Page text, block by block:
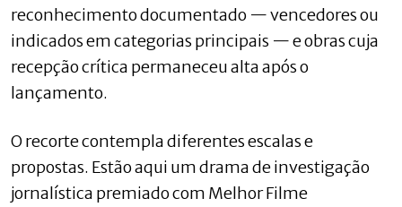
reconhecimento documentado — vencedores ou
indicados em categorias principais — e obras cuja
recepção crítica permaneceu alta após o
lançamento.
O recorte contempla diferentes escalas e
propostas. Estão aqui um drama de investigação
jornalística premiado com Melhor Filme